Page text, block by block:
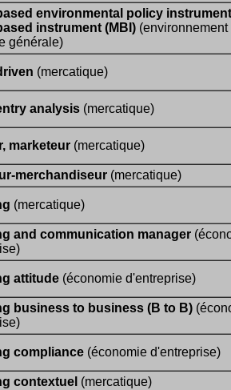
environmental policy
instrument (MBI) (environnement
générale)
(mercatique)
analysis (mercatique)
marketeur (mercatique)
merchandiseur (mercatique)
(mercatique)
and communication manager
attitude (économie d'entreprise)
business to business (B to B)
compliance (économie d'entreprise)
contextuel (mercatique)